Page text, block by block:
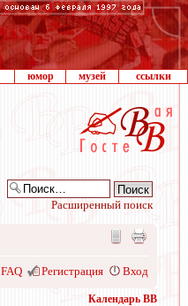
юмор музей ссылки
Расширенный поиск
FAQ Регистрация Вход
Календарь ВВ